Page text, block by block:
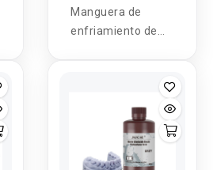
Manguera de
enfriamiento de